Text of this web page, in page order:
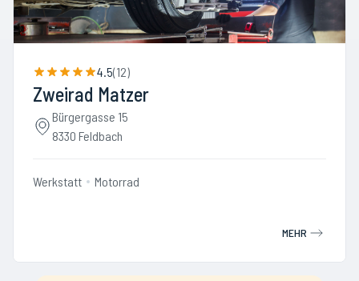
4.5(12)
Zweirad Matzer
Bürgergasse 15
8330 Feldbach
Werkstatt Motorrad
MEHR